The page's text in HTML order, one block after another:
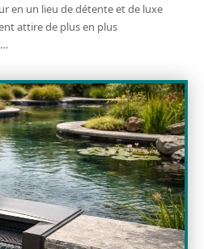
en un lieu de détente et de luxe
attire de plus en plus
…